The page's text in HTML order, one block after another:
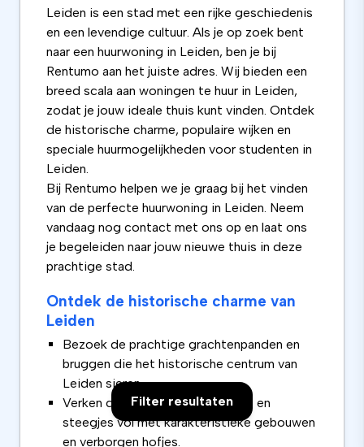
Filter resultaten
Leiden is een stad met een rijke geschiedenis
en een levendige cultuur. Als je op zoek bent
naar een huurwoning in Leiden, ben je bij
Rentumo aan het juiste adres. Wij bieden een
breed scala aan woningen te huur in Leiden,
zodat je jouw ideale thuis kunt vinden. Ontdek
de historische charme, populaire wijken en
speciale huurmogelijkheden voor studenten in
Leiden.
Bij Rentumo helpen we je graag bij het vinden
van de perfecte huurwoning in Leiden. Neem
vandaag nog contact met ons op en laat ons
je begeleiden naar jouw nieuwe thuis in deze
prachtige stad.
Ontdek de historische charme van
Leiden
Bezoek de prachtige grachtenpanden en
bruggen die het historische centrum van
Leiden sieren.
Verken de eeuwenoude straatjes en
steegjes vol met karakteristieke gebouwen
en verborgen hofjes.